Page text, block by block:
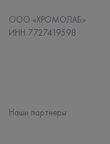
ООО «ХРОМОЛАБ»
ИНН 7727419598
Наши партнеры